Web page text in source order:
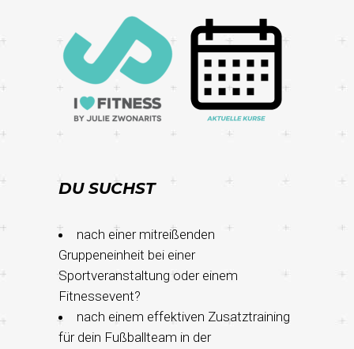
DU SUCHST
nach einer mitreißenden
Gruppeneinheit bei einer
Sportveranstaltung oder einem
Fitnessevent?
nach einem effektiven Zusatztraining
für dein Fußballteam in der